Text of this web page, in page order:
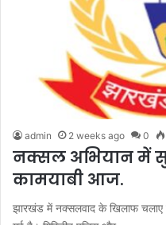
admin 2 weeks ago 0
नक्सल अभियान में
कामयाबी आज.
झारखंड में नक्सलवाद के खिलाफ चलाए